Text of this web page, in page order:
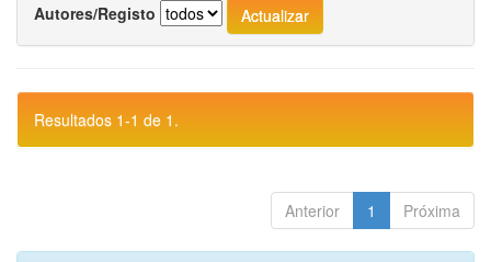
Autores/Registo
Resultados 1-1 de 1.
Anterior 1 Próxima